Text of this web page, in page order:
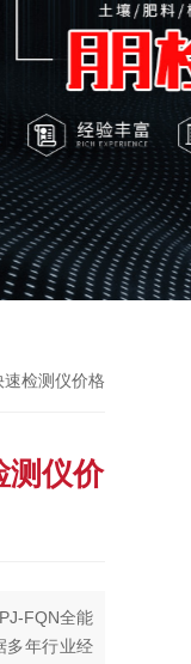
检测仪价格
测仪价
FQN全能
多年行业经